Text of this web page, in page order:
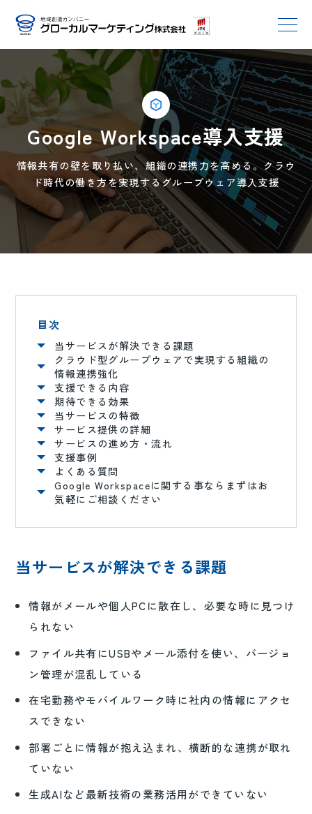
Google Workspace導入支援
情報共有の壁を取り払い、組織の連携力を高める。クラウ
ド時代の働き方を実現するグループウェア導入支援
目次
当サービスが解決できる課題
クラウド型グループウェアで実現する組織の
情報連携強化
支援できる内容
期待できる効果
当サービスの特徴
サービス提供の詳細
サービスの進め方・流れ
支援事例
よくある質問
Google Workspaceに関する事ならまずはお
気軽にご相談ください
当サービスが解決できる課題
情報がメールや個人PCに散在し、必要な時に見つけ
られない
ファイル共有にUSBやメール添付を使い、バージョ
ン管理が混乱している
在宅勤務やモバイルワーク時に社内の情報にアクセ
スできない
部署ごとに情報が抱え込まれ、横断的な連携が取れ
ていない
生成AIなど最新技術の業務活用ができていない